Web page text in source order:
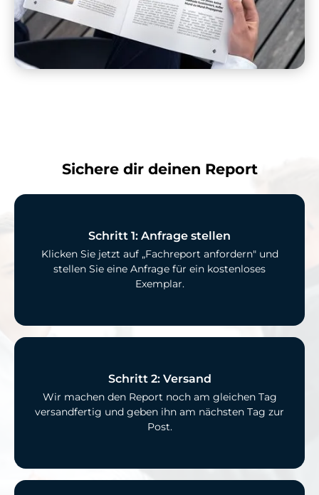
Sichere dir deinen Report
Schritt 1: Anfrage stellen
Klicken Sie jetzt auf „Fachreport anfordern" und
stellen Sie eine Anfrage für ein kostenloses
Exemplar.
Schritt 2: Versand
Wir machen den Report noch am gleichen Tag
versandfertig und geben ihn am nächsten Tag zur
Post.